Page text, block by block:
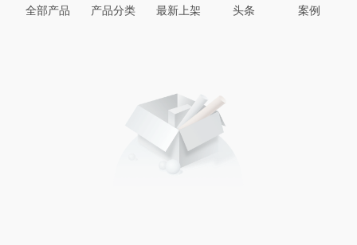
全部产品 产品分类 最新上架 头条 案例